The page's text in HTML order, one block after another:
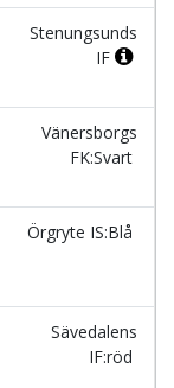
Stenungsunds
IF
Vänersborgs
FK:Svart
Örgryte IS:Blå
Sävedalens
IF:röd